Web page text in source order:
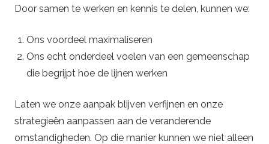
Door samen te werken en kennis te delen, kunnen we:
Ons voordeel maximaliseren
Ons echt onderdeel voelen van een gemeenschap
die begrijpt hoe de lijnen werken
Laten we onze aanpak blijven verfijnen en onze
strategieën aanpassen aan de veranderende
omstandigheden. Op die manier kunnen we niet alleen